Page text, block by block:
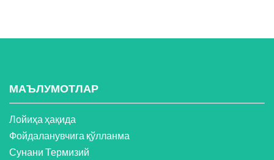
МАЪЛУМОТЛАР
Лойиҳа ҳақида
Фойдаланувчига қўлланма
Сунани Термизий